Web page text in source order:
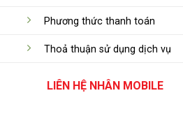
Phương thức thanh toán
Thoả thuận sử dụng dịch vụ
LIÊN HỆ NHÂN MOBILE